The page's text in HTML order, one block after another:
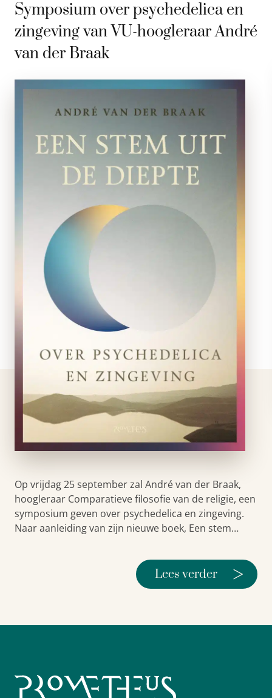
Symposium over psychedelica en
zingeving van VU-hoogleraar André
van der Braak
Op vrijdag 25 september zal André van der Braak,
hoogleraar Comparatieve filosofie van de religie, een
symposium geven over psychedelica en zingeving.
Naar aanleiding van zijn nieuwe boek, Een stem…
Lees verder >